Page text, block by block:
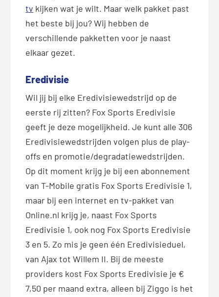
tv kijken wat je wilt. Maar welk pakket past
het beste bij jou? Wij hebben de
verschillende pakketten voor je naast
elkaar gezet.
Eredivisie
Wil jij bij elke Eredivisiewedstrijd op de
eerste rij zitten? Fox Sports Eredivisie
geeft je deze mogelijkheid. Je kunt alle 306
Eredivisiewedstrijden volgen plus de play-
offs en promotie/degradatiewedstrijden.
Op dit moment krijg je bij een abonnement
van T-Mobile gratis Fox Sports Eredivisie 1,
maar bij een internet en tv-pakket van
Online.nl krijg je, naast Fox Sports
Eredivisie 1, ook nog Fox Sports Eredivisie
3 en 5. Zo mis je geen één Eredivisieduel,
van Ajax tot Willem II. Bij de meeste
providers kost Fox Sports Eredivisie je €
7,50 per maand extra, alleen bij Ziggo is het